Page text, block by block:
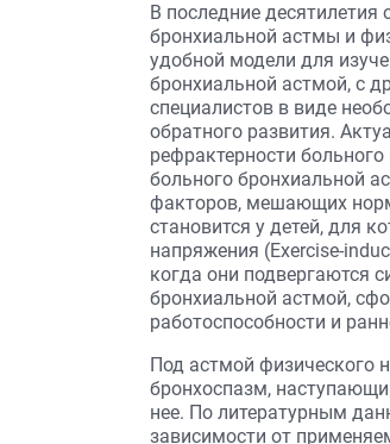
В последние десятилетия
бронхиальной астмы и
удобной модели для
бронхиальной астмой, с
специалистов в виде
обратного развития.
рефрактерности
больного бронхиальной
факторов, мешающих
становится у детей, для
напряжения (Exercise-
когда они подвергаются
бронхиальной астмой,
работоспособности и
Под астмой физического
бронхоспазм,
нее. По литературным
зависимости от